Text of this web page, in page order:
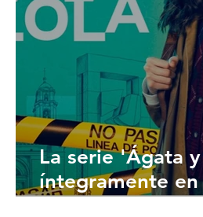
La serie 'Ágata
íntegramente